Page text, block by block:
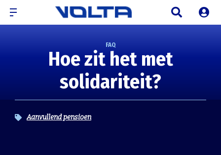
FAQ
Hoe zit het met
solidariteit?
Aanvullend pensioen